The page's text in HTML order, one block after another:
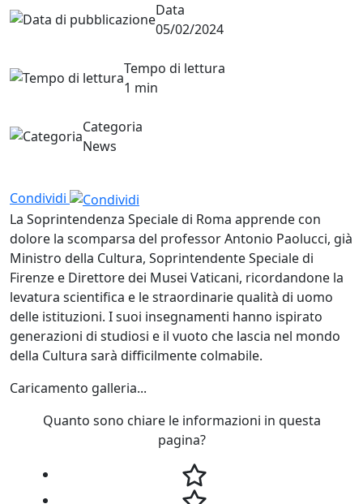
Data
05/02/2024
Tempo di lettura
1 min
Categoria
News
Condividi
La Soprintendenza Speciale di Roma apprende con
dolore la scomparsa del professor Antonio Paolucci, già
Ministro della Cultura, Soprintendente Speciale di
Firenze e Direttore dei Musei Vaticani, ricordandone la
levatura scientifica e le straordinarie qualità di uomo
delle istituzioni. I suoi insegnamenti hanno ispirato
generazioni di studiosi e il vuoto che lascia nel mondo
della Cultura sarà difficilmente colmabile.
Caricamento galleria...
Quanto sono chiare le informazioni in questa
pagina?